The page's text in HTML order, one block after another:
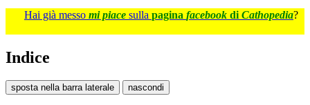
Hai già messo mi piace sulla pagina facebook di Cathopedia?
Indice
sposta nella barra laterale nascondi